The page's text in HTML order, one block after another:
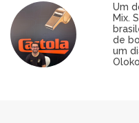
Um
Mix.
de
um